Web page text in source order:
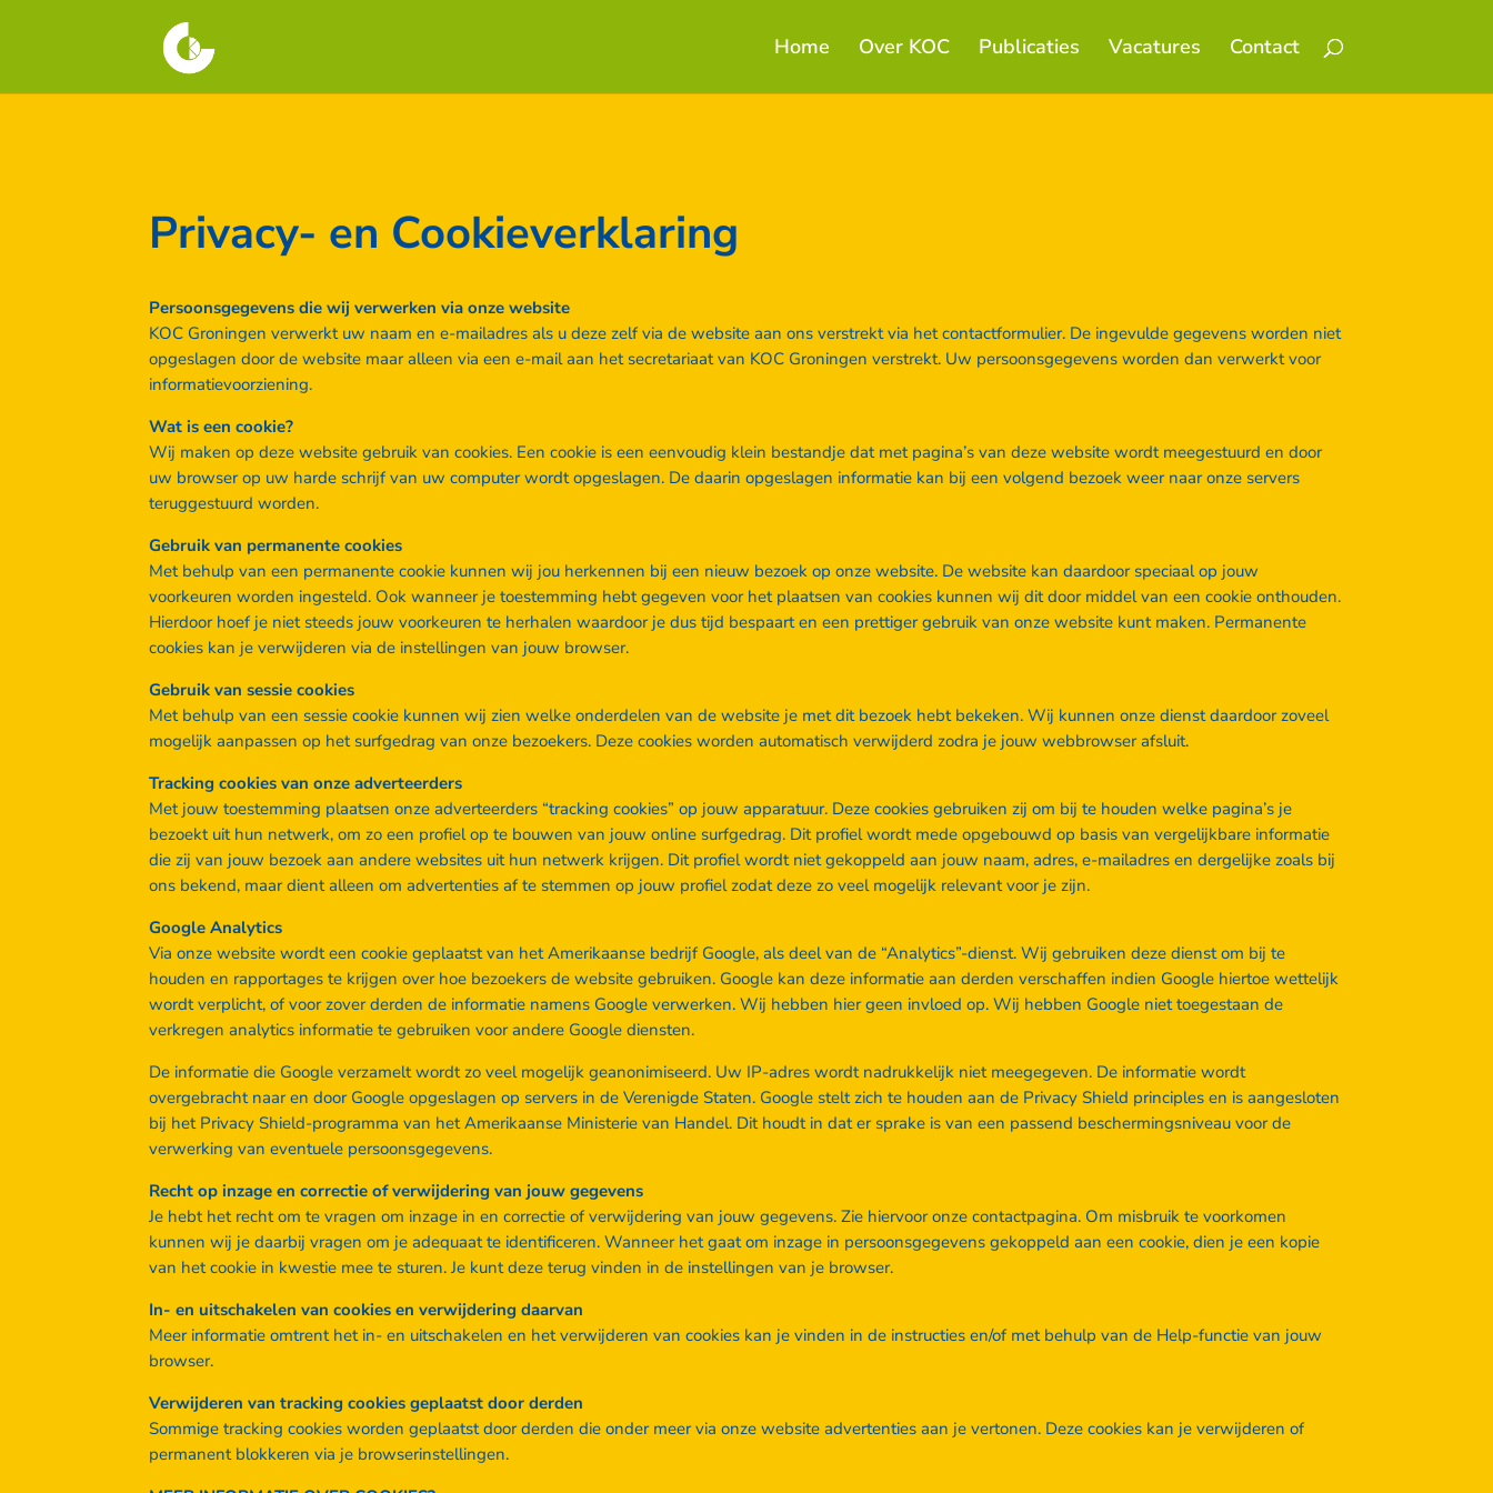
Home Over KOC Publicaties Vacatures Contact
Privacy- en Cookieverklaring
Persoonsgegevens die wij verwerken via onze website
KOC Groningen verwerkt uw naam en e-mailadres als u deze zelf via de website aan ons verstrekt via het contactformulier. De ingevulde gegevens worden niet
opgeslagen door de website maar alleen via een e-mail aan het secretariaat van KOC Groningen verstrekt. Uw persoonsgegevens worden dan verwerkt voor
informatievoorziening.
Wat is een cookie?
Wij maken op deze website gebruik van cookies. Een cookie is een eenvoudig klein bestandje dat met pagina’s van deze website wordt meegestuurd en door
uw browser op uw harde schrijf van uw computer wordt opgeslagen. De daarin opgeslagen informatie kan bij een volgend bezoek weer naar onze servers
teruggestuurd worden.
Gebruik van permanente cookies
Met behulp van een permanente cookie kunnen wij jou herkennen bij een nieuw bezoek op onze website. De website kan daardoor speciaal op jouw
voorkeuren worden ingesteld. Ook wanneer je toestemming hebt gegeven voor het plaatsen van cookies kunnen wij dit door middel van een cookie onthouden.
Hierdoor hoef je niet steeds jouw voorkeuren te herhalen waardoor je dus tijd bespaart en een prettiger gebruik van onze website kunt maken. Permanente
cookies kan je verwijderen via de instellingen van jouw browser.
Gebruik van sessie cookies
Met behulp van een sessie cookie kunnen wij zien welke onderdelen van de website je met dit bezoek hebt bekeken. Wij kunnen onze dienst daardoor zoveel
mogelijk aanpassen op het surfgedrag van onze bezoekers. Deze cookies worden automatisch verwijderd zodra je jouw webbrowser afsluit.
Tracking cookies van onze adverteerders
Met jouw toestemming plaatsen onze adverteerders “tracking cookies” op jouw apparatuur. Deze cookies gebruiken zij om bij te houden welke pagina’s je
bezoekt uit hun netwerk, om zo een profiel op te bouwen van jouw online surfgedrag. Dit profiel wordt mede opgebouwd op basis van vergelijkbare informatie
die zij van jouw bezoek aan andere websites uit hun netwerk krijgen. Dit profiel wordt niet gekoppeld aan jouw naam, adres, e-mailadres en dergelijke zoals bij
ons bekend, maar dient alleen om advertenties af te stemmen op jouw profiel zodat deze zo veel mogelijk relevant voor je zijn.
Google Analytics
Via onze website wordt een cookie geplaatst van het Amerikaanse bedrijf Google, als deel van de “Analytics”-dienst. Wij gebruiken deze dienst om bij te
houden en rapportages te krijgen over hoe bezoekers de website gebruiken. Google kan deze informatie aan derden verschaffen indien Google hiertoe wettelijk
wordt verplicht, of voor zover derden de informatie namens Google verwerken. Wij hebben hier geen invloed op. Wij hebben Google niet toegestaan de
verkregen analytics informatie te gebruiken voor andere Google diensten.
De informatie die Google verzamelt wordt zo veel mogelijk geanonimiseerd. Uw IP-adres wordt nadrukkelijk niet meegegeven. De informatie wordt
overgebracht naar en door Google opgeslagen op servers in de Verenigde Staten. Google stelt zich te houden aan de Privacy Shield principles en is aangesloten
bij het Privacy Shield-programma van het Amerikaanse Ministerie van Handel. Dit houdt in dat er sprake is van een passend beschermingsniveau voor de
verwerking van eventuele persoonsgegevens.
Recht op inzage en correctie of verwijdering van jouw gegevens
Je hebt het recht om te vragen om inzage in en correctie of verwijdering van jouw gegevens. Zie hiervoor onze contactpagina. Om misbruik te voorkomen
kunnen wij je daarbij vragen om je adequaat te identificeren. Wanneer het gaat om inzage in persoonsgegevens gekoppeld aan een cookie, dien je een kopie
van het cookie in kwestie mee te sturen. Je kunt deze terug vinden in de instellingen van je browser.
In- en uitschakelen van cookies en verwijdering daarvan
Meer informatie omtrent het in- en uitschakelen en het verwijderen van cookies kan je vinden in de instructies en/of met behulp van de Help-functie van jouw
browser.
Verwijderen van tracking cookies geplaatst door derden
Sommige tracking cookies worden geplaatst door derden die onder meer via onze website advertenties aan je vertonen. Deze cookies kan je verwijderen of
permanent blokkeren via je browserinstellingen.